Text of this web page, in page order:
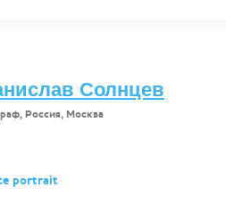
Солнцев
Россия, Москва
portrait